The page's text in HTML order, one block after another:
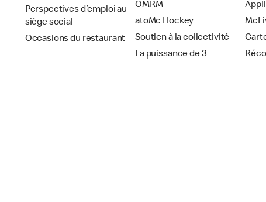
Perspectives d’emploi au
siège social
Occasions du restaurant
OMRM
atoMc Hockey
Soutien à la collectivité
La puissance de 3